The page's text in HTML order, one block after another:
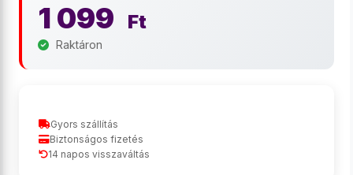
1 099 Ft
Raktáron
Gyors szállítás
Biztonságos fizetés
14 napos visszaváltás